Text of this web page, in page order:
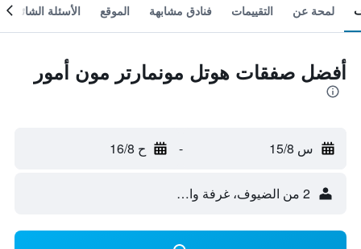
لمحة عن التقييمات فنادق مشابهة الموقع الأسئلة الشائعة
أفضل صفقات هوتل مونمارتر مون أمور
س 15/8 - ح 16/8
2 من الضيوف، غرفة واحدة